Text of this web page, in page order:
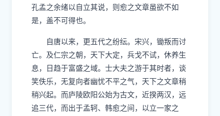
孔孟之余绪以自立其说，则愈之文章虽欲不如
是，盖不可得也。
自唐以来，更五代之纷纭。宋兴，锄叛而讨
亡。及仁宗之朝，天下大定，兵戈不试，休养生
息，日趋于富盛之域。士大夫之游于其时者，谈
笑佚乐，无复向者幽忧不平之气，天下之文章稍
稍兴起。而庐陵欧阳公始为古文，近揆两汉，远
追三代，而出于孟轲、韩愈之间，以立一家之